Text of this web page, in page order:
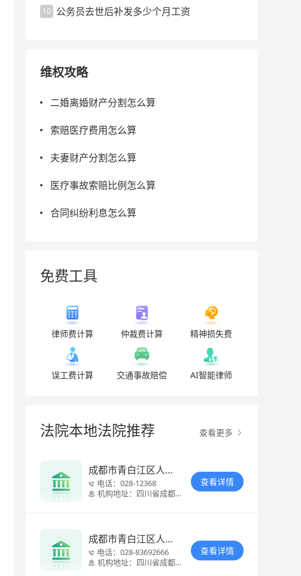
10 公务员去世后补发多少个月工资
维权攻略
二婚离婚财产分割怎么算
索赔医疗费用怎么算
夫妻财产分割怎么算
医疗事故索赔比例怎么算
合同纠纷利息怎么算
免费工具
律师费计算 仲裁费计算 精神损失费
误工费计算 交通事故赔偿 AI智能律师
法院本地法院推荐 查看更多
成都市青白江区人民
法院
电话： 028-12368
机构地址： 四川省成都市
青白江区城厢
查看详情
成都市青白江区人民
法院
电话： 028-83692666
机构地址： 四川省成都市
青白江区华金
查看详情